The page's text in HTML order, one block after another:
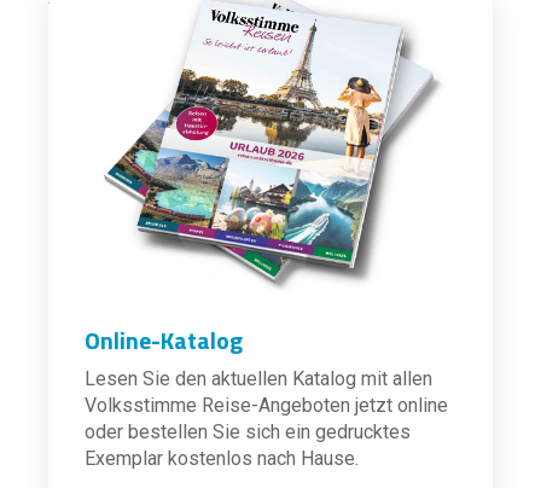
Online-Katalog
Lesen Sie den aktuellen Katalog mit allen
Volksstimme Reise-Angeboten jetzt online
oder bestellen Sie sich ein gedrucktes
Exemplar kostenlos nach Hause.